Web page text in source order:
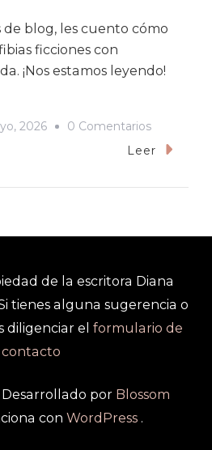
de blog, les cuento cómo
ficciones con
¡Nos estamos leyendo!
2026 0 ComentariosEn
Libro
Fals
Borda
Leer
de la escritora Diana
tienes alguna sugerencia o
diligenciar el formulario de
contacto
Desarrollado por Blossom
con WordPress.